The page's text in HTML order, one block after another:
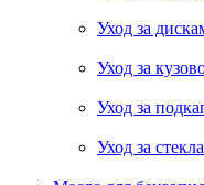
Уход за
Уход за
Уход за
Уход за